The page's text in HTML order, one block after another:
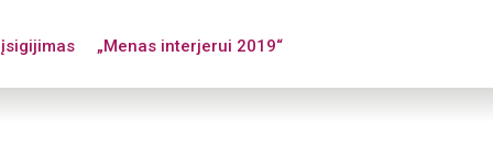
„Menas interjerui 2019“